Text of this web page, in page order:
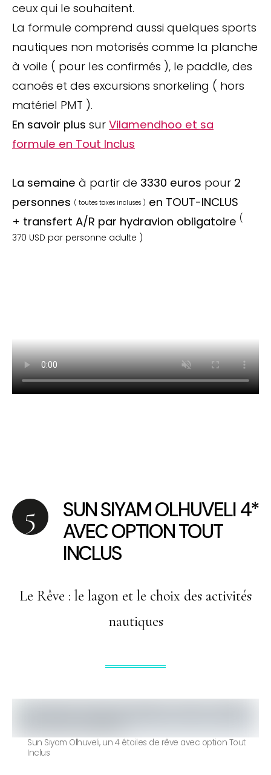
ceux qui le souhaitent.
La formule comprend aussi quelques sports
nautiques non motorisés comme la planche
à voile ( pour les confirmés ), le paddle, des
canoés et des excursions snorkeling ( hors
matériel PMT ).
En savoir plus sur Vilamendhoo et sa
formule en Tout Inclus
La semaine à partir de 3330 euros pour 2
personnes ( toutes taxes incluses ) en TOUT-INCLUS
+ transfert A/R par hydravion obligatoire (
370 USD par personne adulte )
SUN SIYAM OLHUVELI 4*
AVEC OPTION TOUT
INCLUS
Le Rêve : le lagon et le choix des activités
nautiques
Sun Siyam Olhuveli, un 4 étoiles de rêve avec option Tout
Inclus